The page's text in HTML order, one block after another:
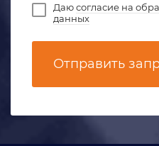
Даюсогласие на
данных
Отправить